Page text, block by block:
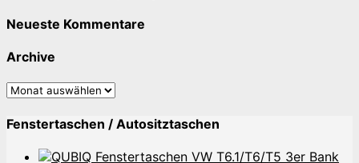
Neueste Kommentare
Archive
Archive
Fenstertaschen / Autositztaschen